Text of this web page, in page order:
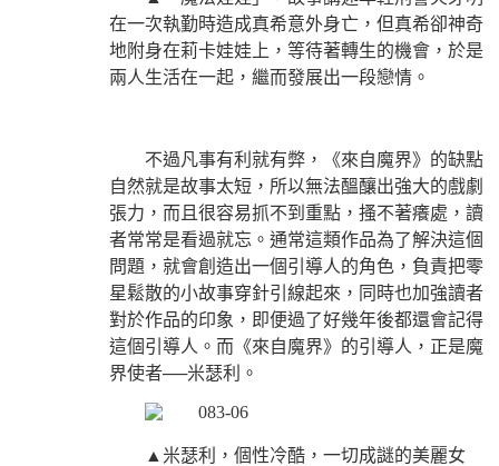
在一次執勤時造成真希意外身亡，但真希卻神奇
地附身在莉卡娃娃上，等待著轉生的機會，於是
兩人生活在一起，繼而發展出一段戀情。
不過凡事有利就有弊，《來自魔界》的缺點
自然就是故事太短，所以無法醞釀出強大的戲劇
張力，而且很容易抓不到重點，搔不著癢處，讀
者常常是看過就忘。通常這類作品為了解決這個
問題，就會創造出一個引導人的角色，負責把零
星鬆散的小故事穿針引線起來，同時也加強讀者
對於作品的印象，即便過了好幾年後都還會記得
這個引導人。而《來自魔界》的引導人，正是魔
界使者──米瑟利。
▲米瑟利，個性冷酷，一切成謎的美麗女